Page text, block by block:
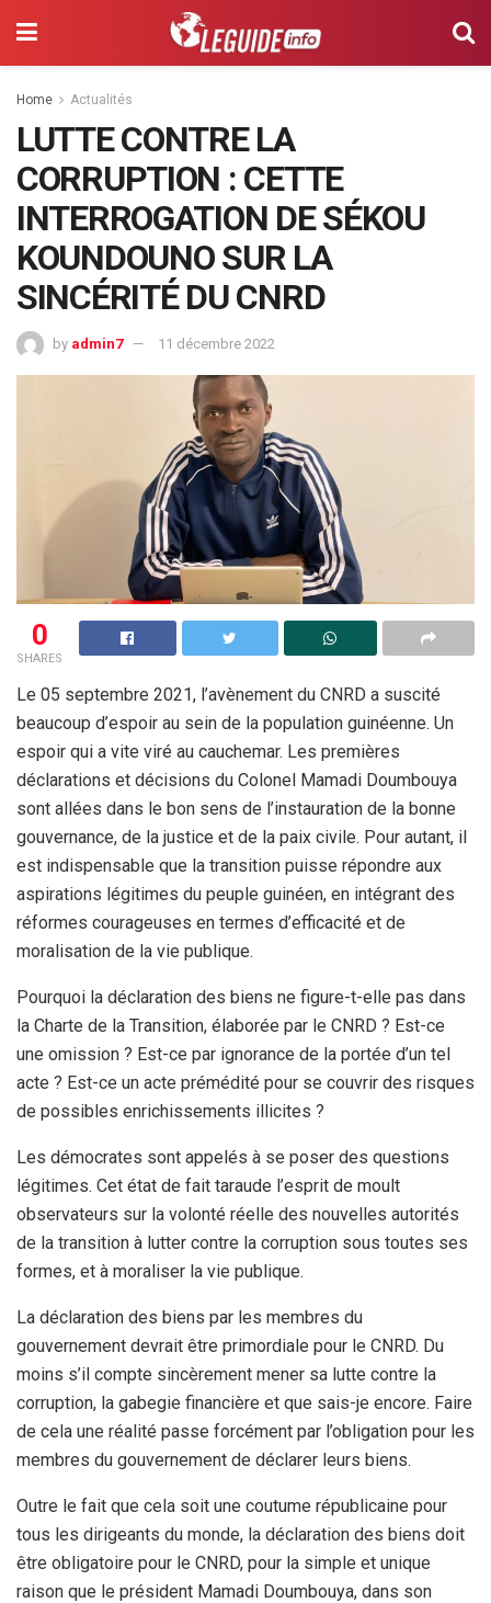
Home Actualités
LUTTE CONTRE LA
CORRUPTION : CETTE
INTERROGATION DE SÉKOU
KOUNDOUNO SUR LA
SINCÉRITÉ DU CNRD
by admin7 11 décembre 2022
0
SHARES
Le 05 septembre 2021, l’avènement du CNRD a suscité
beaucoup d’espoir au sein de la population guinéenne. Un
espoir qui a vite viré au cauchemar. Les premières
déclarations et décisions du Colonel Mamadi Doumbouya
sont allées dans le bon sens de l’instauration de la bonne
gouvernance, de la justice et de la paix civile. Pour autant, il
est indispensable que la transition puisse répondre aux
aspirations légitimes du peuple guinéen, en intégrant des
réformes courageuses en termes d’efficacité et de
moralisation de la vie publique.
Pourquoi la déclaration des biens ne figure-t-elle pas dans
la Charte de la Transition, élaborée par le CNRD ? Est-ce
une omission ? Est-ce par ignorance de la portée d’un tel
acte ? Est-ce un acte prémédité pour se couvrir des risques
de possibles enrichissements illicites ?
Les démocrates sont appelés à se poser des questions
légitimes. Cet état de fait taraude l’esprit de moult
observateurs sur la volonté réelle des nouvelles autorités
de la transition à lutter contre la corruption sous toutes ses
formes, et à moraliser la vie publique.
La déclaration des biens par les membres du
gouvernement devrait être primordiale pour le CNRD. Du
moins s’il compte sincèrement mener sa lutte contre la
corruption, la gabegie financière et que sais-je encore. Faire
de cela une réalité passe forcément par l’obligation pour les
membres du gouvernement de déclarer leurs biens.
Outre le fait que cela soit une coutume républicaine pour
tous les dirigeants du monde, la déclaration des biens doit
être obligatoire pour le CNRD, pour la simple et unique
raison que le président Mamadi Doumbouya, dans son